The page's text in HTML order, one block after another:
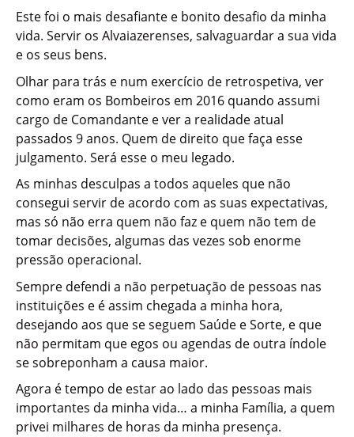
Este foi o mais desafiante e bonito desafio da minha
vida. Servir os Alvaiazerenses, salvaguardar a sua vida
e os seus bens.
Olhar para trás e num exercício de retrospetiva, ver
como eram os Bombeiros em 2016 quando assumi
cargo de Comandante e ver a realidade atual
passados 9 anos. Quem de direito que faça esse
julgamento. Será esse o meu legado.
As minhas desculpas a todos aqueles que não
consegui servir de acordo com as suas expectativas,
mas só não erra quem não faz e quem não tem de
tomar decisões, algumas das vezes sob enorme
pressão operacional.
Sempre defendi a não perpetuação de pessoas nas
instituições e é assim chegada a minha hora,
desejando aos que se seguem Saúde e Sorte, e que
não permitam que egos ou agendas de outra índole
se sobreponham a causa maior.
Agora é tempo de estar ao lado das pessoas mais
importantes da minha vida… a minha Família, a quem
privei milhares de horas da minha presença.